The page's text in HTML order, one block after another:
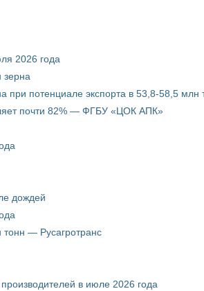
2026 года
зерна
при потенциале экспорта в 53,8-58,5 млн
почти 82% — ФГБУ «ЦОК АПК»
дождей
тонн — Русагротранс
в июле 2026 года